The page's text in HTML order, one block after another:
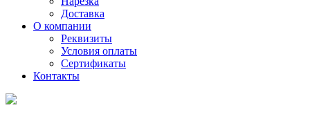
Доставка
О компании
Реквизиты
Условия оплаты
Сертификаты
Контакты